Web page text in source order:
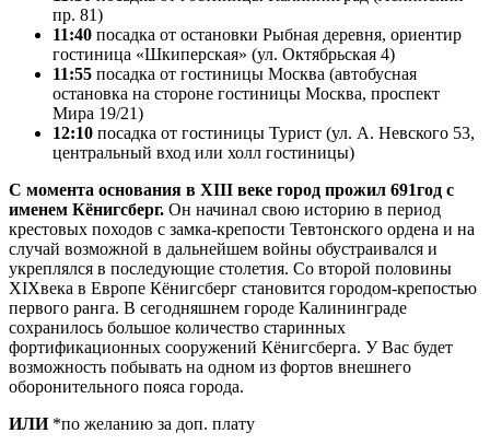
пр. 81)
11:40 посадка от остановки Рыбная деревня, ориентир
гостиница «Шкиперская» (ул. Октябрьская 4)
11:55 посадка от гостиницы Москва (автобусная
остановка на стороне гостиницы Москва, проспект
Мира 19/21)
12:10 посадка от гостиницы Турист (ул. А. Невского 53,
центральный вход или холл гостиницы)
С момента основания в XIII веке город прожил 691год с
именем Кёнигсберг. Он начинал свою историю в период
крестовых походов с замка-крепости Тевтонского ордена и на
случай возможной в дальнейшем войны обустраивался и
укреплялся в последующие столетия. Со второй половины
XIXвека в Европе Кёнигсберг становится городом-крепостью
первого ранга. В сегодняшнем городе Калининграде
сохранилось большое количество старинных
фортификационных сооружений Кёнигсберга. У Вас будет
возможность побывать на одном из фортов внешнего
оборонительного пояса города.
ИЛИ*по желанию за доп. плату